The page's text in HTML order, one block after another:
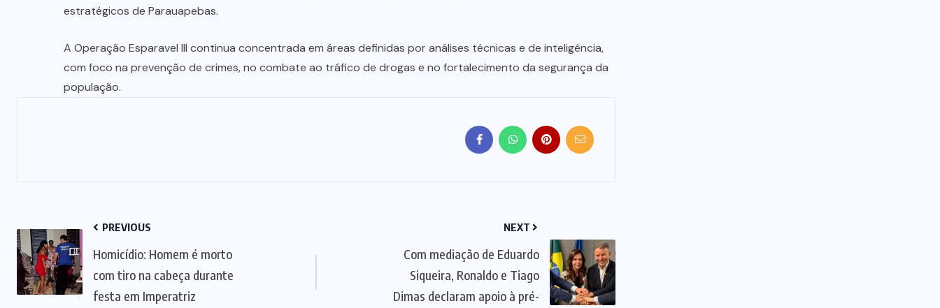
estratégicos de Parauapebas.
A Operação Esparavel III continua concentrada em áreas definidas por análises técnicas e de inteligência,
com foco na prevenção de crimes, no combate ao tráfico de drogas e no fortalecimento da segurança da
população.
PREVIOUS
Homicídio: Homem é morto
com tiro na cabeça durante
festa em Imperatriz
NEXT
Com mediação de Eduardo
Siqueira, Ronaldo e Tiago
Dimas declaram apoio à pré-